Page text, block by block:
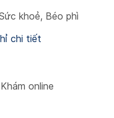
khoẻ, Béo phì
chi tiết
Khám online